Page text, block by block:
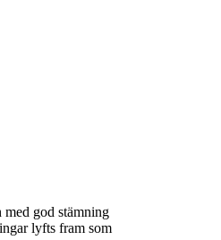
med god stämning
lyfts fram som